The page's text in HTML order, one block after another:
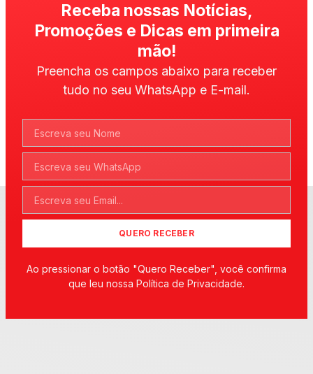
Receba nossas Notícias,
Promoções e Dicas em primeira
mão!
Preencha os campos abaixo para receber
tudo no seu WhatsApp e E-mail.
QUERO RECEBER
Ao pressionar o botão "Quero Receber", você confirma
que leu nossa Política de Privacidade.